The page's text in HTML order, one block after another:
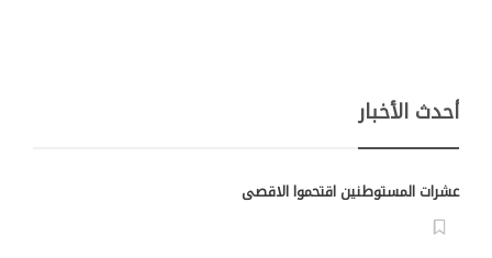
أحدث الأخبار
عشرات المستوطنين اقتحموا الاقصى